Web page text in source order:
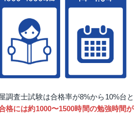
調査士試験は合格率が8%から10%台と
格には約1000〜1500時間の勉強時間が